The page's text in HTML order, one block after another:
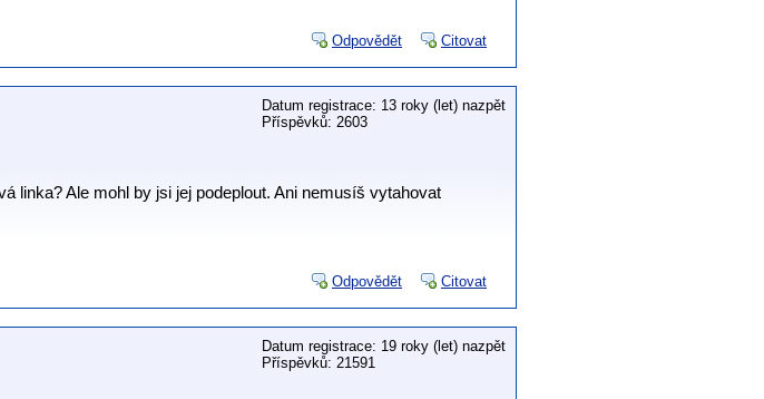
Odpovědět Citovat
Datum registrace: 13 roky (let) nazpět
Příspěvků: 2603
linka? Ale mohl by jsi jej podeplout. Ani nemusíš vytahovat
Odpovědět Citovat
Datum registrace: 19 roky (let) nazpět
Příspěvků: 21591